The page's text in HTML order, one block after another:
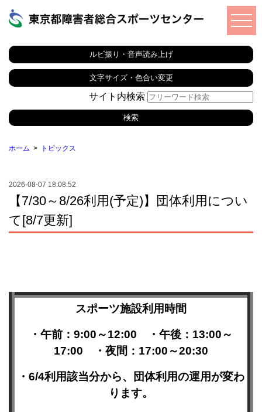
ルビ振り・音声読み上げ
文字サイズ・色合い変更
サイト内検索
ホーム トピックス
2026-08-07 18:08:52
【7/30～8/26利用(予定)】団体利用につい
て[8/7更新]
スポーツ施設利用時間
・午前：9:00～12:00 ・午後：13:00～
17:00 ・夜間：17:00～20:30
・6/4利用該当分から、団体利用の運用が変わ
ります。